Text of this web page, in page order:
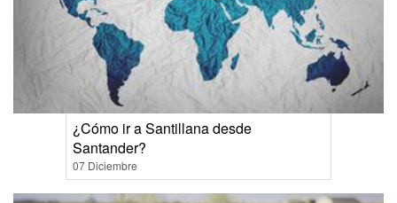
¿Cómo ir a Santillana desde
Santander?
07 Diciembre